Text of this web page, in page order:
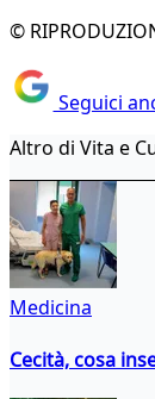
©
Seguici
Altro di Vita e
Medicina
Cecità, cosa